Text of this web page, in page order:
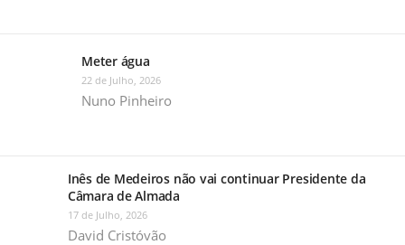
Meter água
22 de Julho, 2026
Nuno Pinheiro
Inês de Medeiros não vai continuar Presidente da
Câmara de Almada
17 de Julho, 2026
David Cristóvão